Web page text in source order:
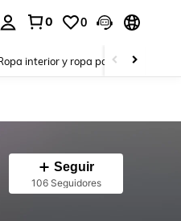
0 0
interior y ropa para dormir
Seguir
106 Seguidores